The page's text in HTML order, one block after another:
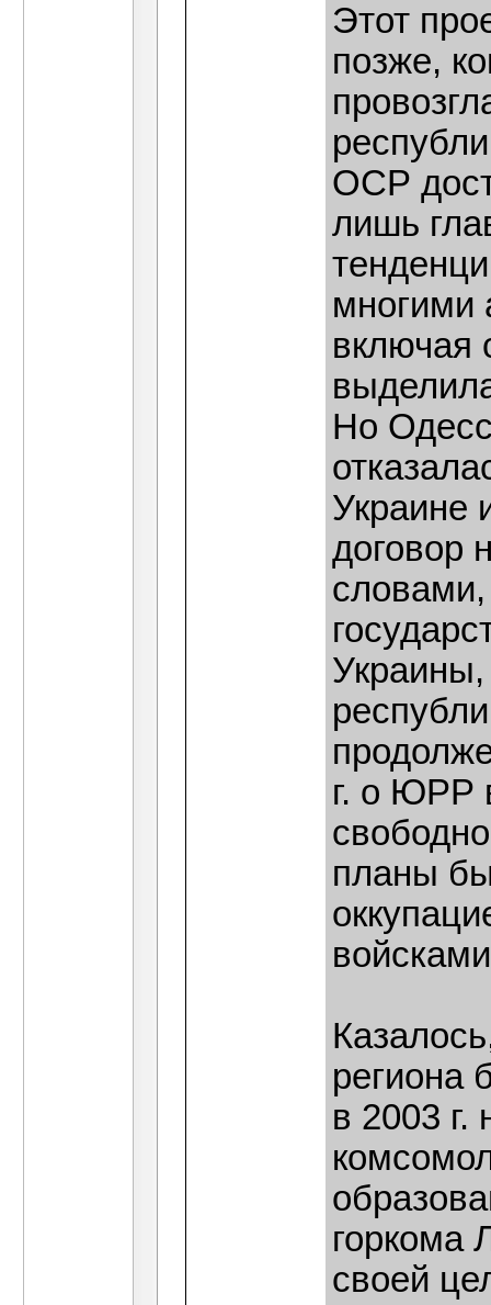
Этот
позже,
ОСР
лишь
многими
включая
Но
Украине
договор
г. о ЮРР
планы
региона
в 2003 г.
горкома
своей